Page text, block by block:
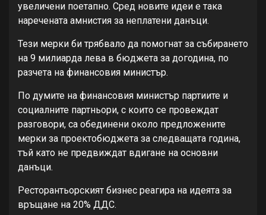
увеличени поетапно. Сред новите идеи е така
наречената амнистия за неплатени данъци.
Тези мерки би трябвало да помогнат за събирането
на 9 милиарда лева в бюджета за догодина, по
разчета на финансовия министър.
По думите на финансовия министър партиите и
социалните партньори, с които се провеждат
разговори, са обединени около предложените
мерки за проектобюджета за следващата година,
тъй като не предвиждат вдигане на основни
данъци.
Ресторантьорският бизнес реагира на идеята за
връщане на 20% ДДС.